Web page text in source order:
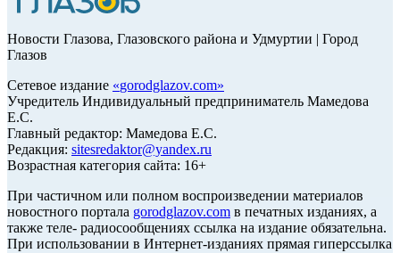
Новости Глазова, Глазовского района и Удмуртии | Город
Глазов
Сетевое издание «gorodglazov.com»
Учредитель Индивидуальный предприниматель Мамедова
Е.С.
Главный редактор: Мамедова Е.С.
Редакция: sitesredaktor@yandex.ru
Возрастная категория сайта: 16+
При частичном или полном воспроизведении материалов
новостного портала gorodglazov.com в печатных изданиях, а
также теле- радиосообщениях ссылка на издание обязательна.
При использовании в Интернет-изданиях прямая гиперссылка